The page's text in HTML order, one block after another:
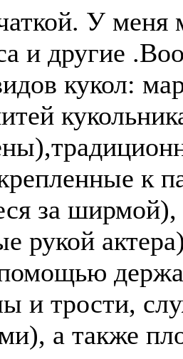
У меня
и другие
кукол:
к
за
рукой
и трости,
а также